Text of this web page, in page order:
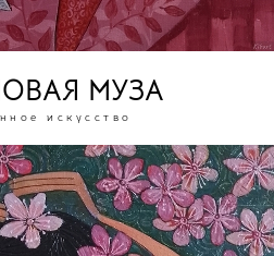
МУЗА
искусство